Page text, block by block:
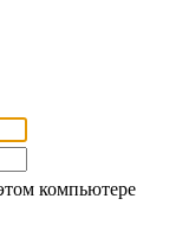
компьютере